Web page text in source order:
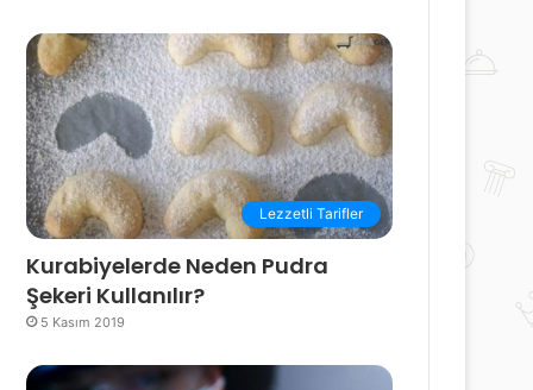
Lezzetli Tarifler
Kurabiyelerde Neden Pudra
Şekeri Kullanılır?
5 Kasım 2019